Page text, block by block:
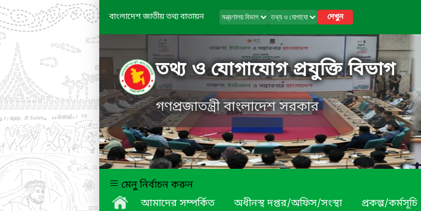
বাংলাদেশ জাতীয় তথ্য বাতায়ন দেখুন
তথ্য ও যোগাযোগ প্রযুক্তি বিভাগ
গণপ্রজাতন্ত্রী বাংলাদেশ সরকার
মেনু নির্বাচন করুন
আমাদের সম্পর্কিত
অধীনস্থ দপ্তর/অফিস/সংস্থা প্রকল্প/কর্মসূচি